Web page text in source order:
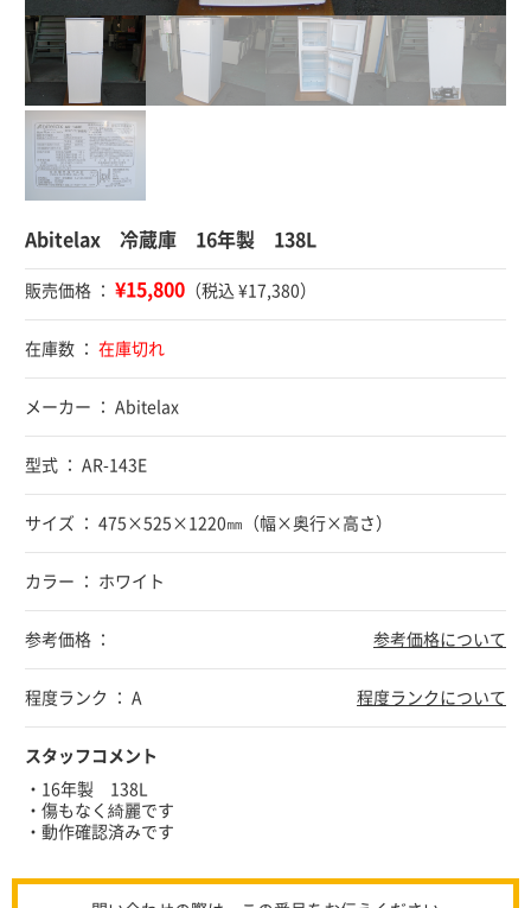
Abitelax 冷蔵庫 16年製 138L
販売価格 ： ¥15,800 （税込 ¥17,380）
在庫数 ： 在庫切れ
メーカー ： Abitelax
型式 ： AR-143E
サイズ ： 475×525×1220㎜（幅×奥行×高さ）
カラー ： ホワイト
参考価格 ： 参考価格について
程度ランク ： A 程度ランクについて
スタッフコメント
・16年製 138L
・傷もなく綺麗です
・動作確認済みです